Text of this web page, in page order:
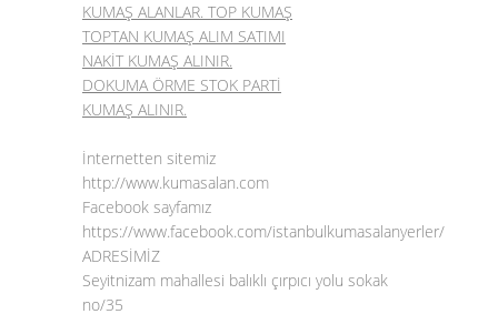
KUMAŞ ALANLAR. TOP KUMAŞ
TOPTAN KUMAŞ ALIM SATIMI
NAKİT KUMAŞ ALINIR.
DOKUMA ÖRME STOK PARTİ
KUMAŞ ALINIR.
İnternetten sitemiz
http://www.kumasalan.com
Facebook sayfamız
https://www.facebook.com/istanbulkumasalanyerler/
ADRESİMİZ
Seyitnizam mahallesi balıklı çırpıcı yolu sokak
no/35